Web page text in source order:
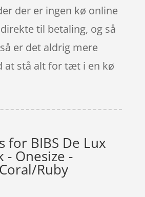
der er ingen kø online
til betaling, og så
er det aldrig mere
at stå alt for tæt i en kø
for BIBS De Lux
- Onesize -
Ruby